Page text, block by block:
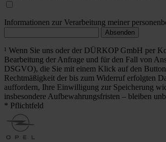
Informationen zur Verarbeitung meiner
Absenden
¹ Wenn Sie uns oder der DÜRKOP GmbH per
Bearbeitung der Anfrage und für den Fall von
DSGVO), die Sie mit einem Klick auf den
Rechtmäßigkeit der bis zum Widerruf erfolgten
auffordern, Ihre Einwilligung zur Speicherung
insbesondere Aufbewahrungsfristen – bleiben
* Pflichtfeld